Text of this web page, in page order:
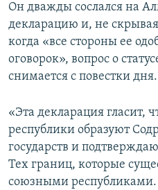
Он дважды сослался на
декларацию и, не
когда «все стороны ее
оговорок», вопрос о
снимается с повестки дня.
«Эта декларация гласит,
республики образуют
государств и
Тех границ, которые
союзными